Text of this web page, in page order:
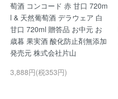
萄酒 コンコード 赤 甘口 720m
l & 天然葡萄酒 デラウェア 白
甘口 720ml 贈答品 お中元 お
歳暮 果実酒 酸化防止剤無添加
発売元 株式会社片山
3,888円(税353円)